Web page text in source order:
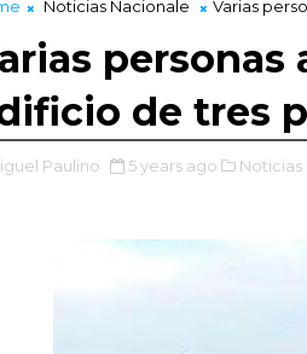
Noticias Nacionale Varias
personas
de tres
Paulino 5 years ago Noticias